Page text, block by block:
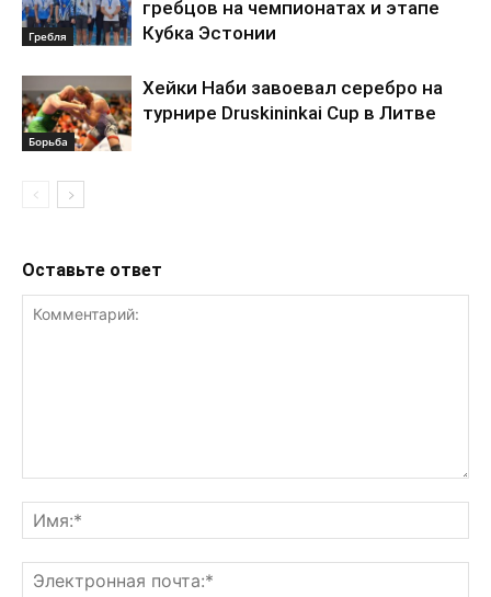
Гребля
гребцов на чемпионатах и этапе
Кубка Эстонии
Борьба
Хейки Наби завоевал серебро на
турнире Druskininkai Cup в Литве
Оставьте ответ